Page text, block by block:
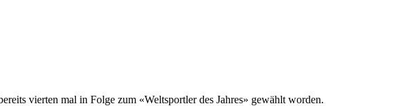
vierten mal in Folge zum «Weltsportler des Jahres» gewählt worden.